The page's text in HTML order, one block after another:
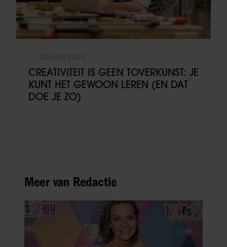
CREATIVITEIT IS GEEN TOVERKUNST: JE
KUNT HET GEWOON LEREN (EN DAT
DOE JE ZO)
Meer van Redactie